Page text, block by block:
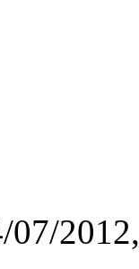
07/